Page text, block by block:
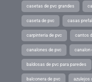
casetas de pvc grandes
caseta de pvc casas
carpinteria de pvc cantos
canalones de pvc canalon
baldosas de pvc para paredes
balconera de pvc azulejos